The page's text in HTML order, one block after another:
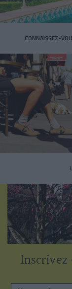
CONNAISSEZ-